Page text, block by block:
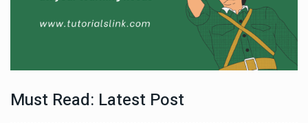
Must Read: Latest Post